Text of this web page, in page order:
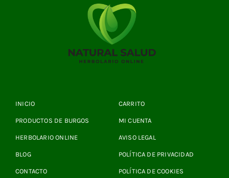
INICIO
PRODUCTOS DE BURGOS
HERBOLARIO ONLINE
BLOG
CONTACTO
CARRITO
MI CUENTA
AVISO LEGAL
POLÍTICA DE PRIVACIDAD
POLÍTICA DE COOKIES